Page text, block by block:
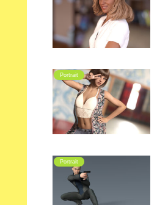
Portrait
Portrait